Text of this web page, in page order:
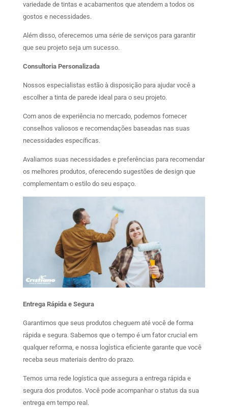
variedade de tintas e acabamentos que atendem a todos os
gostos e necessidades.
Além disso, oferecemos uma série de serviços para garantir
que seu projeto seja um sucesso.
Consultoria Personalizada
Nossos especialistas estão à disposição para ajudar você a
escolher a tinta de parede ideal para o seu projeto.
Com anos de experiência no mercado, podemos fornecer
conselhos valiosos e recomendações baseadas nas suas
necessidades específicas.
Avaliamos suas necessidades e preferências para recomendar
os melhores produtos, oferecendo sugestões de design que
complementam o estilo do seu espaço.
Entrega Rápida e Segura
Garantimos que seus produtos cheguem até você de forma
rápida e segura. Sabemos que o tempo é um fator crucial em
qualquer reforma, e nossa logística eficiente garante que você
receba seus materiais dentro do prazo.
Temos uma rede logística que assegura a entrega rápida e
segura dos produtos. Você pode acompanhar o status da sua
entrega em tempo real.